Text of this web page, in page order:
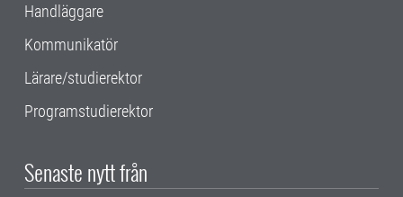
Handläggare
Kommunikatör
Lärare/studierektor
Programstudierektor
Senaste nytt från